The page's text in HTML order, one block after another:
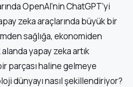
OpenAI’nin ChatGPT’yi
zeka araçlarında büyük bir
sağlığa, ekonomiden
yapay zeka artık
parçası haline gelmeye
dünyayı nasıl şekillendiriyor?